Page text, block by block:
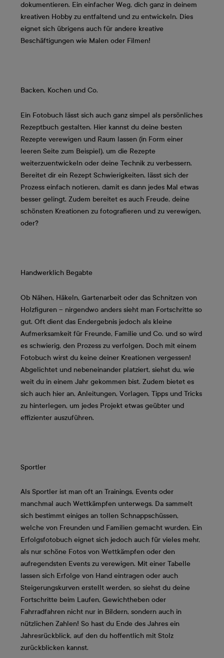
dokumentieren. Ein einfacher Weg, dich ganz in deinem
kreativen Hobby zu entfaltend und zu entwickeln. Dies
eignet sich übrigens auch für andere kreative
Beschäftigungen wie Malen oder Filmen!
Backen, Kochen und Co.
Ein Fotobuch lässt sich auch ganz simpel als persönliches
Rezeptbuch gestalten. Hier kannst du deine besten
Rezepte verewigen und Raum lassen (in Form einer
leeren Seite zum Beispiel), um die Rezepte
weiterzuentwickeln oder deine Technik zu verbessern.
Bereitet dir ein Rezept Schwierigkeiten, lässt sich der
Prozess einfach notieren, damit es dann jedes Mal etwas
besser gelingt. Zudem bereitet es auch Freude, deine
schönsten Kreationen zu fotografieren und zu verewigen,
oder?
Handwerklich Begabte
Ob Nähen, Häkeln, Gartenarbeit oder das Schnitzen von
Holzfiguren – nirgendwo anders sieht man Fortschritte so
gut. Oft dient das Endergebnis jedoch als kleine
Aufmerksamkeit für Freunde, Familie und Co. und so wird
es schwierig, den Prozess zu verfolgen. Doch mit einem
Fotobuch wirst du keine deiner Kreationen vergessen!
Abgelichtet und nebeneinander platziert, siehst du, wie
weit du in einem Jahr gekommen bist. Zudem bietet es
sich auch hier an, Anleitungen, Vorlagen, Tipps und Tricks
zu hinterlegen, um jedes Projekt etwas geübter und
effizienter auszuführen.
Sportler
Als Sportler ist man oft an Trainings, Events oder
manchmal auch Wettkämpfen unterwegs. Da sammelt
sich bestimmt einiges an tollen Schnappschüssen,
welche von Freunden und Familien gemacht wurden. Ein
Erfolgsfotobuch eignet sich jedoch auch für vieles mehr,
als nur schöne Fotos von Wettkämpfen oder den
aufregendsten Events zu verewigen. Mit einer Tabelle
lassen sich Erfolge von Hand eintragen oder auch
Steigerungskurven erstellt werden, so siehst du deine
Fortschritte beim Laufen, Gewichtheben oder
Fahrradfahren nicht nur in Bildern, sondern auch in
nützlichen Zahlen! So hast du Ende des Jahres ein
Jahresrückblick, auf den du hoffentlich mit Stolz
zurückblicken kannst.